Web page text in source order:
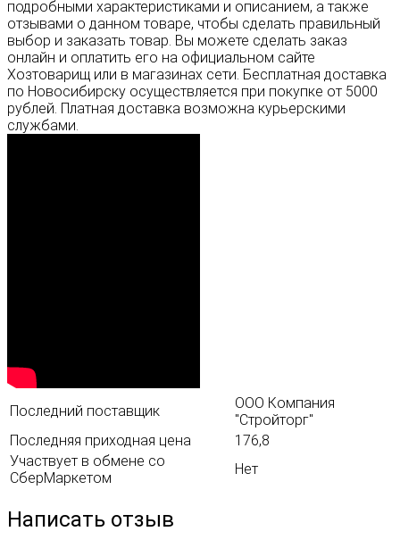
подробными характеристиками и описанием, а также
отзывами о данном товаре, чтобы сделать правильный
выбор и заказать товар. Вы можете сделать заказ
онлайн и оплатить его на официальном сайте
Хозтоварищ или в магазинах сети. Бесплатная доставка
по Новосибирску осуществляется при покупке от 5000
рублей. Платная доставка возможна курьерскими
службами.
Последний поставщик
ООО Компания
"Стройторг"
Последняя приходная цена
176,8
Участвует в обмене со
СберМаркетом
Нет
Написать отзыв